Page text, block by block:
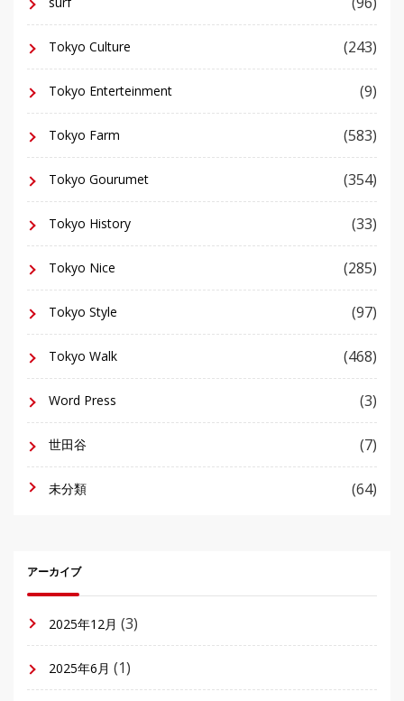
Tokyo Culture (243)
Tokyo Enterteinment (9)
Tokyo Farm (583)
Tokyo Gourumet (354)
Tokyo History (33)
Tokyo Nice (285)
Tokyo Style (97)
Tokyo Walk (468)
Word Press (3)
世田谷 (7)
未分類 (64)
アーカイブ
2025年12月 (3)
2025年6月 (1)